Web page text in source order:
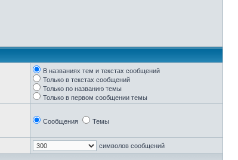
В названиях тем и текстах сообщений
Только в текстах сообщений
Только по названию темы
Только в первом сообщении темы
Сообщения Темы
символов сообщений